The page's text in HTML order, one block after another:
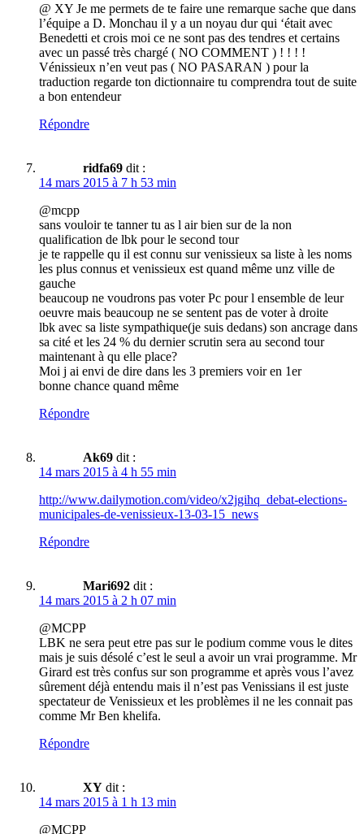
@ XY Je me permets de te faire une remarque sache que dans
l’équipe a D. Monchau il y a un noyau dur qui ‘était avec
Benedetti et crois moi ce ne sont pas des tendres et certains
avec un passé très chargé ( NO COMMENT ) ! ! ! !
Vénissieux n’en veut pas ( NO PASARAN ) pour la
traduction regarde ton dictionnaire tu comprendra tout de suite
a bon entendeur
Répondre
ridfa69 dit :
14 mars 2015 à 7 h 53 min
@mcpp
sans vouloir te tanner tu as l air bien sur de la non
qualification de lbk pour le second tour
je te rappelle qu il est connu sur venissieux sa liste à les noms
les plus connus et venissieux est quand même unz ville de
gauche
beaucoup ne voudrons pas voter Pc pour l ensemble de leur
oeuvre mais beaucoup ne se sentent pas de voter à droite
lbk avec sa liste sympathique(je suis dedans) son ancrage dans
sa cité et les 24 % du dernier scrutin sera au second tour
maintenant à qu elle place?
Moi j ai envi de dire dans les 3 premiers voir en 1er
bonne chance quand même
Répondre
Ak69 dit :
14 mars 2015 à 4 h 55 min
http://www.dailymotion.com/video/x2jgihq_debat-elections-
municipales-de-venissieux-13-03-15_news
Répondre
Mari692 dit :
14 mars 2015 à 2 h 07 min
@MCPP
LBK ne sera peut etre pas sur le podium comme vous le dites
mais je suis désolé c’est le seul a avoir un vrai programme. Mr
Girard est très confus sur son programme et après vous l’avez
sûrement déjà entendu mais il n’est pas Venissians il est juste
spectateur de Venissieux et les problèmes il ne les connait pas
comme Mr Ben khelifa.
Répondre
XY dit :
14 mars 2015 à 1 h 13 min
@MCPP